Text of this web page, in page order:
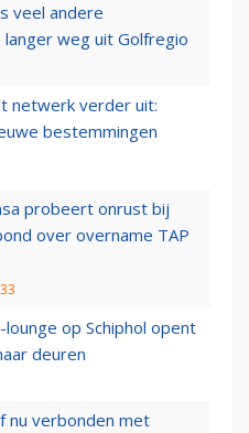
veel andere
langer weg uit Golfregio
netwerk verder uit:
bestemmingen
probeert onrust bij
over overname TAP
op Schiphol opent
deuren
nu verbonden met